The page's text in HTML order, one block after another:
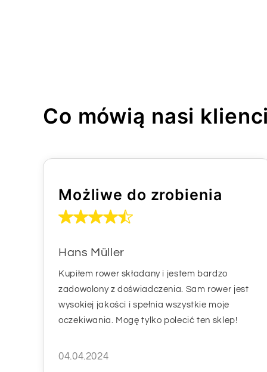
Co mówią nasi klienci
Możliwe do zrobienia
Hans Müller
Kupiłem rower składany i jestem bardzo
zadowolony z doświadczenia. Sam rower jest
wysokiej jakości i spełnia wszystkie moje
oczekiwania. Mogę tylko polecić ten sklep!
04.04.2024